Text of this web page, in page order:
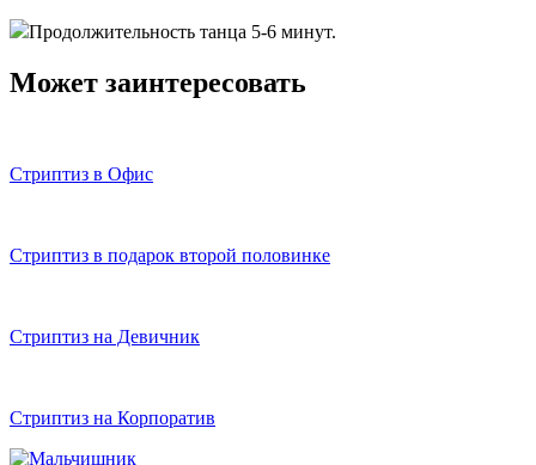
Продолжительность танца 5-6 минут.
Может заинтересовать
Стриптиз в Офис
Стриптиз в подарок второй половинке
Стриптиз на Девичник
Стриптиз на Корпоратив